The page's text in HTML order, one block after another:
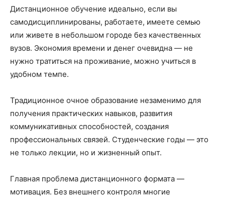
Дистанционное обучение идеально, если вы
самодисциплинированы, работаете, имеете семью
или живете в небольшом городе без качественных
вузов. Экономия времени и денег очевидна — не
нужно тратиться на проживание, можно учиться в
удобном темпе.
Традиционное очное образование незаменимо для
получения практических навыков, развития
коммуникативных способностей, создания
профессиональных связей. Студенческие годы — это
не только лекции, но и жизненный опыт.
Главная проблема дистанционного формата —
мотивация. Без внешнего контроля многие